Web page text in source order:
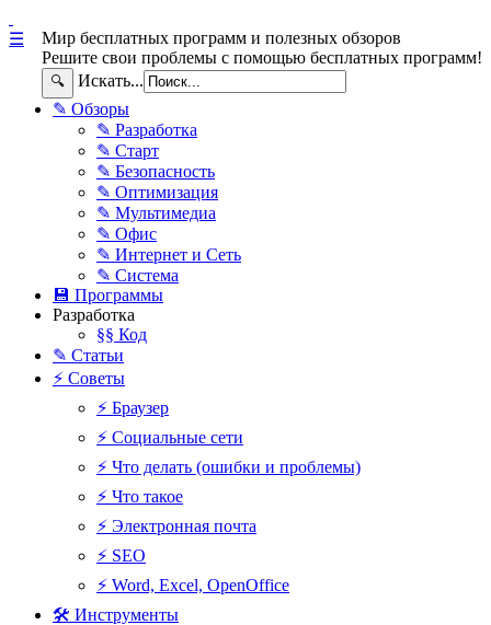
Мир бесплатных программ и полезных обзоров
Решите свои проблемы с помощью бесплатных программ!
🔍 Искать...
☰
✎ Обзоры
✎ Разработка
✎ Старт
✎ Безопасность
✎ Оптимизация
✎ Мультимедиа
✎ Офис
✎ Интернет и Сеть
✎ Система
💾 Программы
Разработка
§§ Код
✎ Статьи
⚡ Советы
⚡ Браузер
⚡ Социальные сети
⚡ Что делать (ошибки и проблемы)
⚡ Что такое
⚡ Электронная почта
⚡ SEO
⚡ Word, Excel, OpenOffice
🛠 Инструменты